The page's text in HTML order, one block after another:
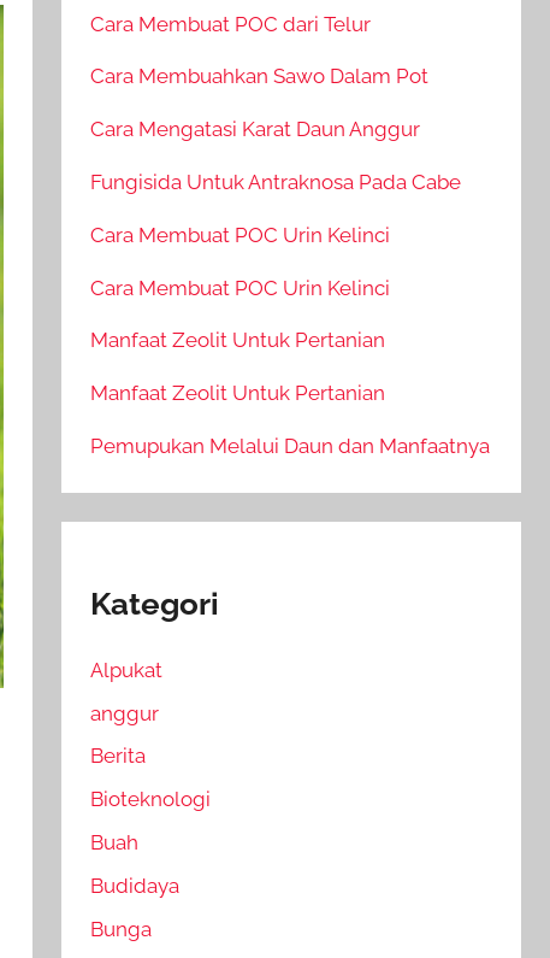
Cara Membuat POC dari Telur
Cara Membuahkan Sawo Dalam Pot
Cara Mengatasi Karat Daun Anggur
Fungisida Untuk Antraknosa Pada Cabe
Cara Membuat POC Urin Kelinci
Cara Membuat POC Urin Kelinci
Manfaat Zeolit Untuk Pertanian
Manfaat Zeolit Untuk Pertanian
Pemupukan Melalui Daun dan Manfaatnya
Kategori
Alpukat
anggur
Berita
Bioteknologi
Buah
Budidaya
Bunga